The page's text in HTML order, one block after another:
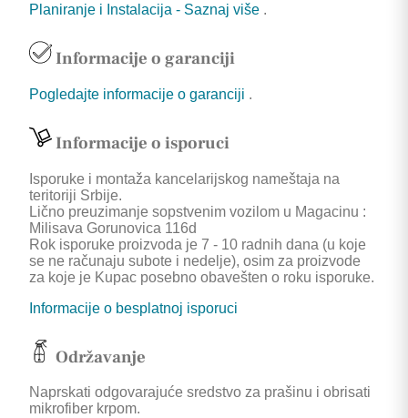
Planiranje i Instalacija - Saznaj više .
Informacije o garanciji
Pogledajte informacije o garanciji .
Informacije o isporuci
Isporuke i montaža kancelarijskog nameštaja na
teritoriji Srbije.
Lično preuzimanje sopstvenim vozilom u Magacinu :
Milisava Gorunovica 116d
Rok isporuke proizvoda je 7 - 10 radnih dana (u koje
se ne računaju subote i nedelje), osim za proizvode
za koje je Kupac posebno obavešten o roku isporuke.
Informacije o besplatnoj isporuci
Održavanje
Naprskati odgovarajuće sredstvo za prašinu i obrisati
mikrofiber krpom.